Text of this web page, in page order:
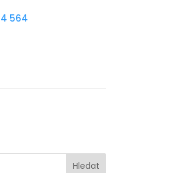
564
Hledat